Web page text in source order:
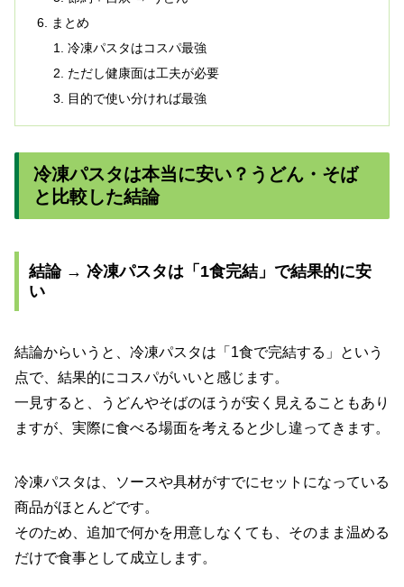
まとめ
冷凍パスタはコスパ最強
ただし健康面は工夫が必要
目的で使い分ければ最強
冷凍パスタは本当に安い？うどん・そば
と比較した結論
結論 → 冷凍パスタは「1食完結」で結果的に安
い
結論からいうと、冷凍パスタは「1食で完結する」という
点で、結果的にコスパがいいと感じます。
一見すると、うどんやそばのほうが安く見えることもあり
ますが、実際に食べる場面を考えると少し違ってきます。
冷凍パスタは、ソースや具材がすでにセットになっている
商品がほとんどです。
そのため、追加で何かを用意しなくても、そのまま温める
だけで食事として成立します。